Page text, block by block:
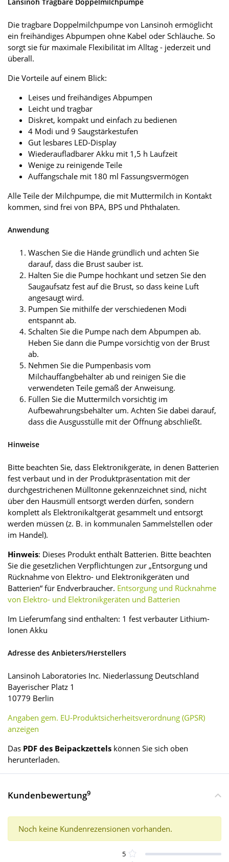
Die tragbare Doppelmilchpumpe von Lansinoh ermöglicht
ein freihändiges Abpumpen ohne Kabel oder Schläuche. So
sorgt sie für maximale Flexibilität im Alltag - jederzeit und
überall.
Die Vorteile auf einem Blick:
Leises und freihändiges Abpumpen
Leicht und tragbar
Diskret, kompakt und einfach zu bedienen
4 Modi und 9 Saugstärkestufen
Gut lesbares LED-Display
Wiederaufladbarer Akku mit 1,5 h Laufzeit
Wenige zu reinigende Teile
Auffangschale mit 180 ml Fassungsvermögen
Alle Teile der Milchpumpe, die mit Muttermilch in Kontakt
kommen, sind frei von BPA, BPS und Phthalaten.
Anwendung
Waschen Sie die Hände gründlich und achten Sie
darauf, dass die Brust sauber ist.
Halten Sie die Pumpe hochkant und setzen Sie den
Saugaufsatz fest auf die Brust, so dass keine Luft
angesaugt wird.
Pumpen Sie mithilfe der verschiedenen Modi
entspannt ab.
Schalten Sie die Pumpe nach dem Abpumpen ab.
Heben Sie dann die Pumpe vorsichtig von der Brust
ab.
Nehmen Sie die Pumpenbasis vom
Milchauffangbehälter ab und reinigen Sie die
verwendeten Teile gemäß der Anweisung.
Füllen Sie die Muttermilch vorsichtig im
Aufbewahrungsbehälter um. Achten Sie dabei darauf,
dass die Ausgusstülle mit der Öffnung abschließt.
Hinweise
Bitte beachten Sie, dass Elektronikgeräte, in denen Batterien
fest verbaut und in der Produktpräsentation mit der
durchgestrichenen Mülltonne gekennzeichnet sind, nicht
über den Hausmüll entsorgt werden dürfen, sondern
komplett als Elektronikaltgerät gesammelt und entsorgt
werden müssen (z. B. in kommunalen Sammel­stellen oder
im Handel).
Hinweis: Dieses Produkt enthält Batterien. Bitte beachten
Sie die gesetzlichen Verpflichtungen zur „Entsorgung und
Rücknahme von Elektro- und Elektronikgeräten und
Batterien“ für Endverbraucher. Entsorgung und Rücknahme
von Elektro- und Elektronikgeräten und Batterien
Im Lieferumfang sind enthalten: 1 fest verbauter Lithium-
Ionen Akku
Adresse des Anbieters/Herstellers
Lansinoh Laboratories Inc. Niederlassung Deutschland
Bayerischer Platz 1
10779 Berlin
Angaben gem. EU-Produktsicherheitsverordnung (GPSR)
anzeigen
Das PDF des Beipackzettels können Sie sich oben
herunterladen.
Kundenbewertung9
Noch keine Kundenrezensionen vorhanden.
5